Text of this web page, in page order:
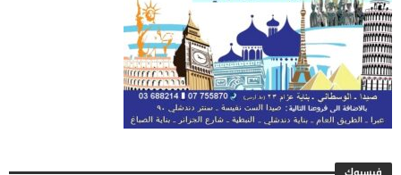
فيسبوك